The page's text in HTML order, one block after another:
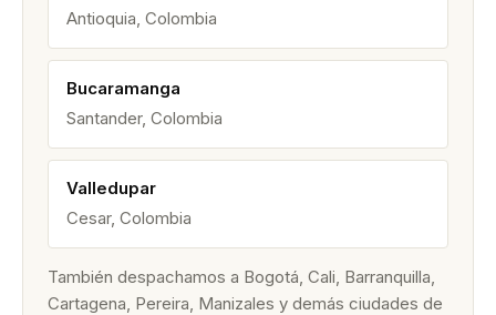
Antioquia, Colombia
Bucaramanga
Santander, Colombia
Valledupar
Cesar, Colombia
También despachamos a Bogotá, Cali, Barranquilla,
Cartagena, Pereira, Manizales y demás ciudades de